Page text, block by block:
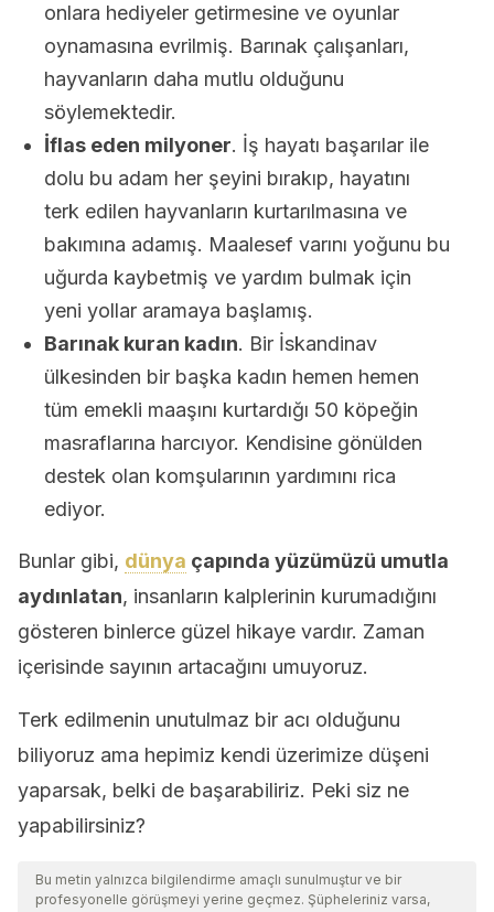
onlara hediyeler getirmesine ve oyunlar
oynamasına evrilmiş. Barınak çalışanları,
hayvanların daha mutlu olduğunu
söylemektedir.
İflas eden milyoner. İş hayatı başarılar ile
dolu bu adam her şeyini bırakıp, hayatını
terk edilen hayvanların kurtarılmasına ve
bakımına adamış. Maalesef varını yoğunu bu
uğurda kaybetmiş ve yardım bulmak için
yeni yollar aramaya başlamış.
Barınak kuran kadın. Bir İskandinav
ülkesinden bir başka kadın hemen hemen
tüm emekli maaşını kurtardığı 50 köpeğin
masraflarına harcıyor. Kendisine gönülden
destek olan komşularının yardımını rica
ediyor.
Bunlar gibi, dünya çapında yüzümüzü umutla
aydınlatan, insanların kalplerinin kurumadığını
gösteren binlerce güzel hikaye vardır. Zaman
içerisinde sayının artacağını umuyoruz.
Terk edilmenin unutulmaz bir acı olduğunu
biliyoruz ama hepimiz kendi üzerimize düşeni
yaparsak, belki de başarabiliriz. Peki siz ne
yapabilirsiniz?
Bu metin yalnızca bilgilendirme amaçlı sunulmuştur ve bir
profesyonelle görüşmeyi yerine geçmez. Şüpheleriniz varsa,